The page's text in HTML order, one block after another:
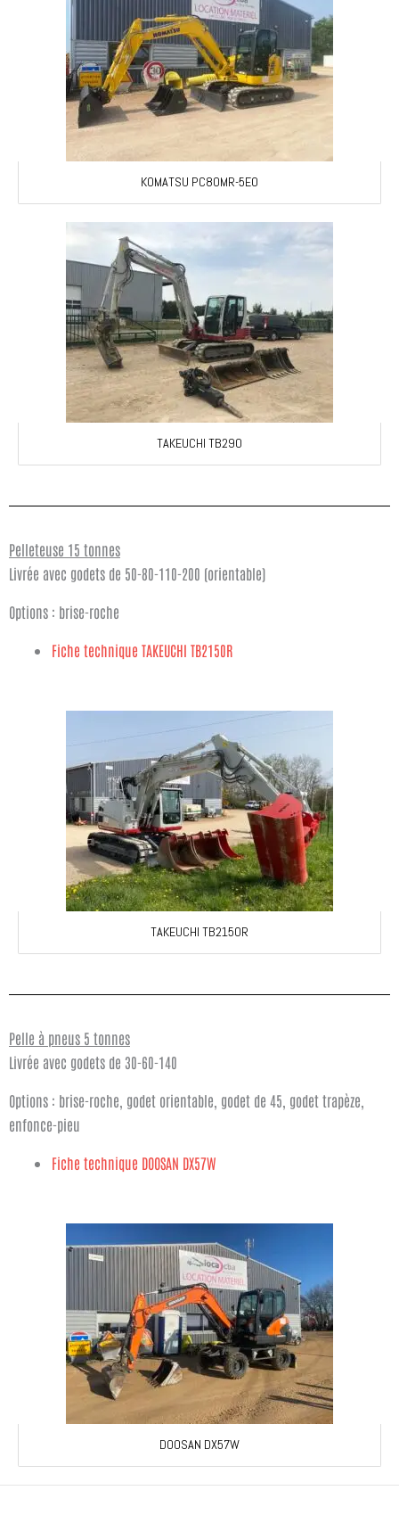
KOMATSU PC80MR-5E0
TAKEUCHI TB290
Pelleteuse 15 tonnes
Livrée avec godets de 50-80-110-200 (orientable)
Options : brise-roche
Fiche technique TAKEUCHI TB2150R
TAKEUCHI TB2150R
Pelle à pneus 5 tonnes
Livrée avec godets de 30-60-140
Options : brise-roche, godet orientable, godet de 45, godet trapèze,
enfonce-pieu
Fiche technique DOOSAN DX57W
DOOSAN DX57W